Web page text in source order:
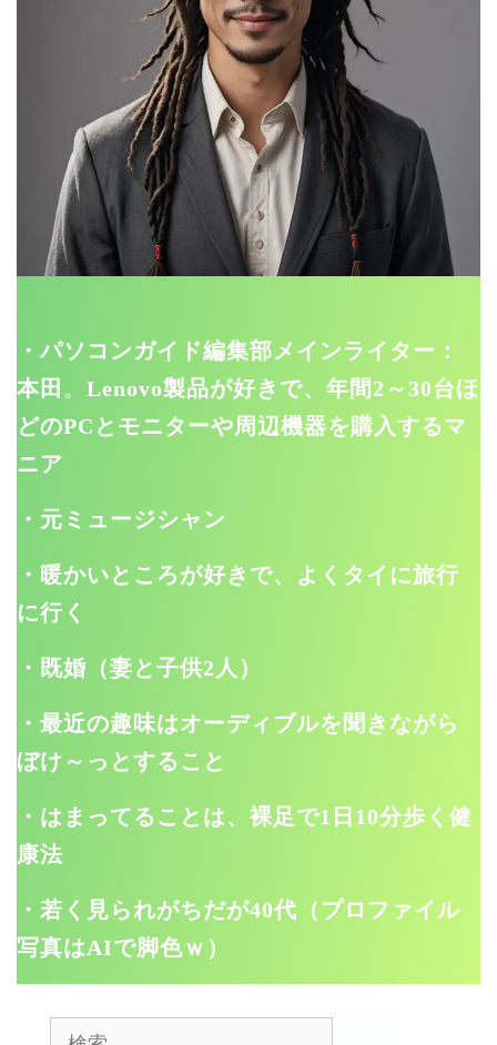
・パソコンガイド編集部メインライター：
本田 。 Lenovo製品が好きで、年間2～30台ほ
どのPCとモニターや周辺機器を購入するマ
ニア
・元ミュージシャン
・暖かいところが好きで、よくタイに旅行
に行く
・既婚（妻と子供2人）
・最近の趣味はオーディブルを聞きながら
ぼけ～っとすること
・はまってることは、裸足で1日10分歩く健
康法
・若く見られがちだが40代（プロファイル
写真はAIで脚色ｗ）